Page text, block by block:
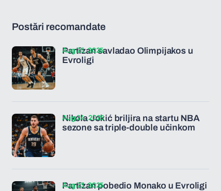
Postări recomandate
Partizan savladao Olimpijakos u
Evroligi
Aug 25, 2025
Nikola Jokić briljira na startu NBA
sezone sa triple-double učinkom
Aug 24, 2025
Partizan pobedio Monako u Evroligi
Aug 23, 2025